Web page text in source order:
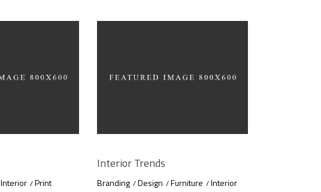
Interior Print
Interior Trends
Branding Design Furniture Interior